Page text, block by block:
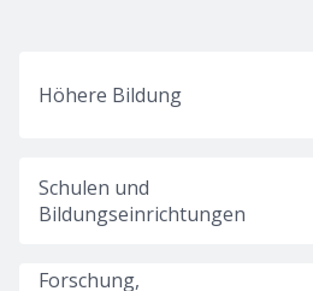
Höhere Bildung
Schulen und
Bildungseinrichtungen
Forschung,